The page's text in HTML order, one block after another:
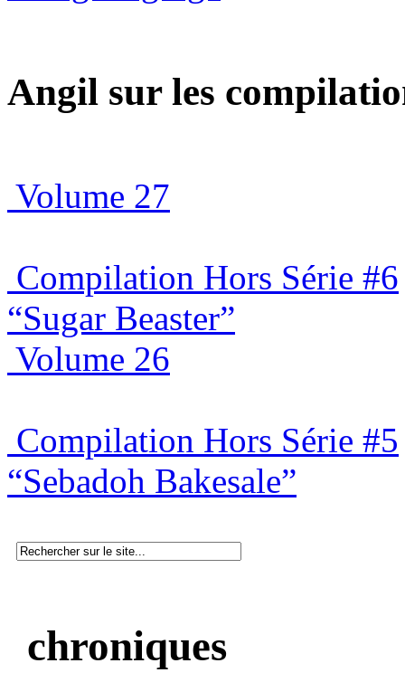
Angil sur les
Volume 27
Compilation Hors Série #6
“Sugar Beaster”
Volume 26
Compilation Hors Série #5
“Sebadoh Bakesale”
chroniques